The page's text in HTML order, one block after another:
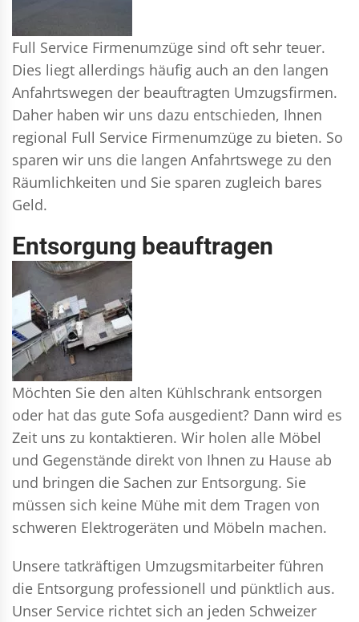
Full Service Firmenumzüge sind oft sehr teuer.
Dies liegt allerdings häufig auch an den langen
Anfahrtswegen der beauftragten Umzugsfirmen.
Daher haben wir uns dazu entschieden, Ihnen
regional Full Service Firmenumzüge zu bieten. So
sparen wir uns die langen Anfahrtswege zu den
Räumlichkeiten und Sie sparen zugleich bares
Geld.
Entsorgung beauftragen
Möchten Sie den alten Kühlschrank entsorgen
oder hat das gute Sofa ausgedient? Dann wird es
Zeit uns zu kontaktieren. Wir holen alle Möbel
und Gegenstände direkt von Ihnen zu Hause ab
und bringen die Sachen zur Entsorgung. Sie
müssen sich keine Mühe mit dem Tragen von
schweren Elektrogeräten und Möbeln machen.
Unsere tatkräftigen Umzugsmitarbeiter führen
die Entsorgung professionell und pünktlich aus.
Unser Service richtet sich an jeden Schweizer